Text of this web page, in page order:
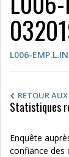
L006-
RETOUR
Statistiques
Enquête
confiance des